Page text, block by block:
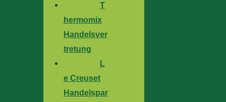
T
hermomix
Handelsver
tretung
L
e Creuset
Handelspar